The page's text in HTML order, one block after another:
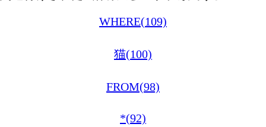
WHERE(109)
猫(100)
FROM(98)
*(92)